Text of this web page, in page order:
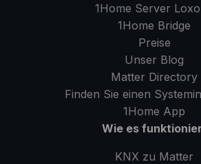
1Home Server
1Home Bridge
Preise
Unser Blog
Matter Directory
Finden Sie einen
1Home App
Wie es
KNX zu Matter